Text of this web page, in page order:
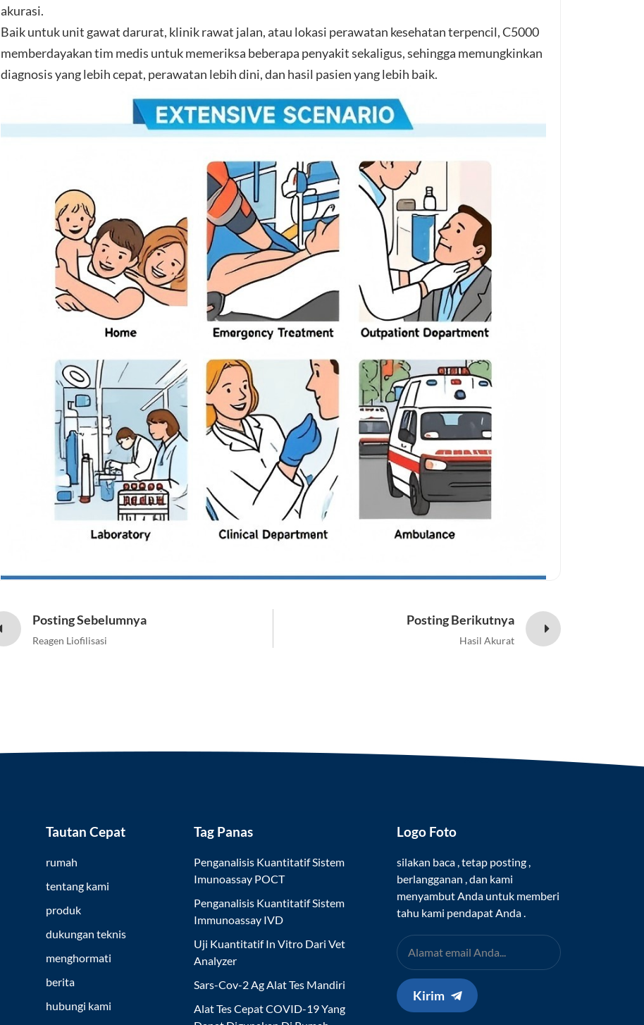
akurasi.
Baik untuk unit gawat darurat, klinik rawat jalan, atau lokasi perawatan kesehatan terpencil, C5000
memberdayakan tim medis untuk memeriksa beberapa penyakit sekaligus, sehingga memungkinkan
diagnosis yang lebih cepat, perawatan lebih dini, dan hasil pasien yang lebih baik.
Posting Sebelumnya
Reagen Liofilisasi
Posting Berikutnya
Hasil Akurat
Tautan Cepat
rumah
tentang kami
produk
dukungan teknis
menghormati
berita
hubungi kami
Tag Panas
Penganalisis Kuantitatif Sistem
Imunoassay POCT
Penganalisis Kuantitatif Sistem
Immunoassay IVD
Uji Kuantitatif In Vitro Dari Vet
Analyzer
Sars-Cov-2 Ag Alat Tes Mandiri
Alat Tes Cepat COVID-19 Yang
Logo Foto
silakan baca , tetap posting ,
berlangganan , dan kami
menyambut Anda untuk memberi
tahu kami pendapat Anda .
Kirim